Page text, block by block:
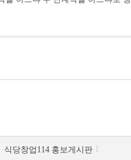
식당창업114 홍보게시판